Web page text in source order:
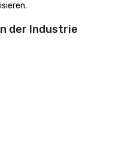
der Industrie